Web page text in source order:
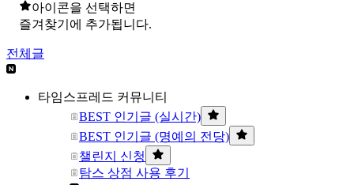
아이콘을 선택하면
즐겨찾기에 추가됩니다.
전체글
타임스프레드 커뮤니티
BEST 인기글 (실시간)
BEST 인기글 (명예의 전당)
챌린지 신청
탐스 상점 사용 후기